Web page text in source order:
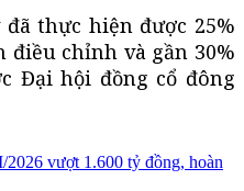
thực hiện được 25%
chỉnh và gần 30%
Đại hội đồng cổ đông
vượt 1.600 tỷ đồng, hoàn